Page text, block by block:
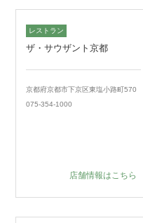
レストラン
ザ・サウザント京都
京都府京都市下京区東塩小路町570
075-354-1000
店舗情報はこちら